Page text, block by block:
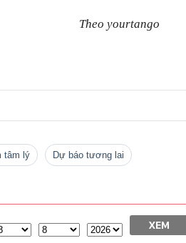
Theo yourtango
tâm lý dự báo tương lai
XEM